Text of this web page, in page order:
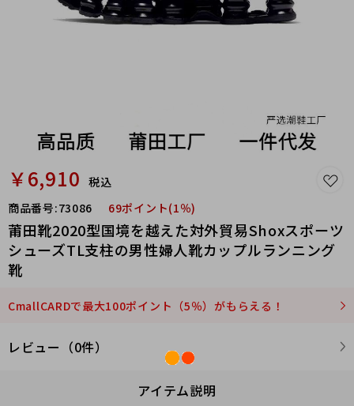
￥6,910 税込
商品番号:73086 69ポイント(1％)
莆田靴2020型国境を越えた対外貿易Shoxスポーツ
シューズTL支柱の男性婦人靴カップルランニング
靴
CmallCARDで最大100ポイント（5％）がもらえる！
レビュー（0件）
アイテム説明